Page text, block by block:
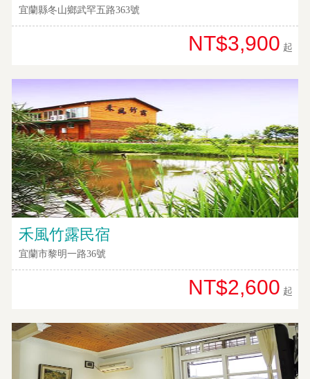
宜蘭縣冬山鄉武罕五路363號
NT$3,900 起
禾風竹露民宿
宜蘭市黎明一路36號
NT$2,600 起